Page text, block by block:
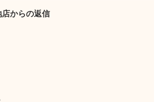
からの返信